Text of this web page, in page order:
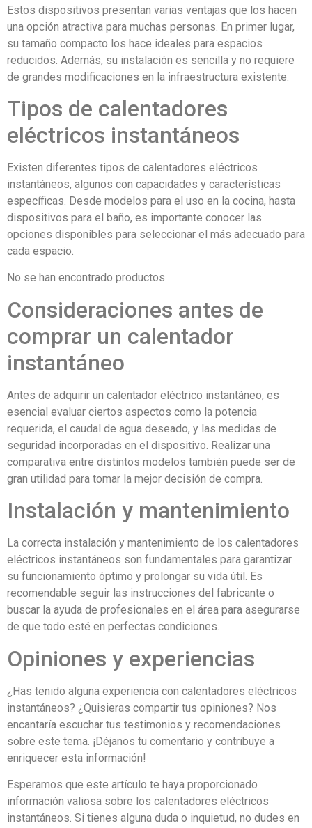
Estos dispositivos presentan varias ventajas que los hacen
una opción atractiva para muchas personas. En primer lugar,
su tamaño compacto los hace ideales para espacios
reducidos. Además, su instalación es sencilla y no requiere
de grandes modificaciones en la infraestructura existente.
Tipos de calentadores
eléctricos instantáneos
Existen diferentes tipos de calentadores eléctricos
instantáneos, algunos con capacidades y características
específicas. Desde modelos para el uso en la cocina, hasta
dispositivos para el baño, es importante conocer las
opciones disponibles para seleccionar el más adecuado para
cada espacio.
No se han encontrado productos.
Consideraciones antes de
comprar un calentador
instantáneo
Antes de adquirir un calentador eléctrico instantáneo, es
esencial evaluar ciertos aspectos como la potencia
requerida, el caudal de agua deseado, y las medidas de
seguridad incorporadas en el dispositivo. Realizar una
comparativa entre distintos modelos también puede ser de
gran utilidad para tomar la mejor decisión de compra.
Instalación y mantenimiento
La correcta instalación y mantenimiento de los calentadores
eléctricos instantáneos son fundamentales para garantizar
su funcionamiento óptimo y prolongar su vida útil. Es
recomendable seguir las instrucciones del fabricante o
buscar la ayuda de profesionales en el área para asegurarse
de que todo esté en perfectas condiciones.
Opiniones y experiencias
¿Has tenido alguna experiencia con calentadores eléctricos
instantáneos? ¿Quisieras compartir tus opiniones? Nos
encantaría escuchar tus testimonios y recomendaciones
sobre este tema. ¡Déjanos tu comentario y contribuye a
enriquecer esta información!
Esperamos que este artículo te haya proporcionado
información valiosa sobre los calentadores eléctricos
instantáneos. Si tienes alguna duda o inquietud, no dudes en